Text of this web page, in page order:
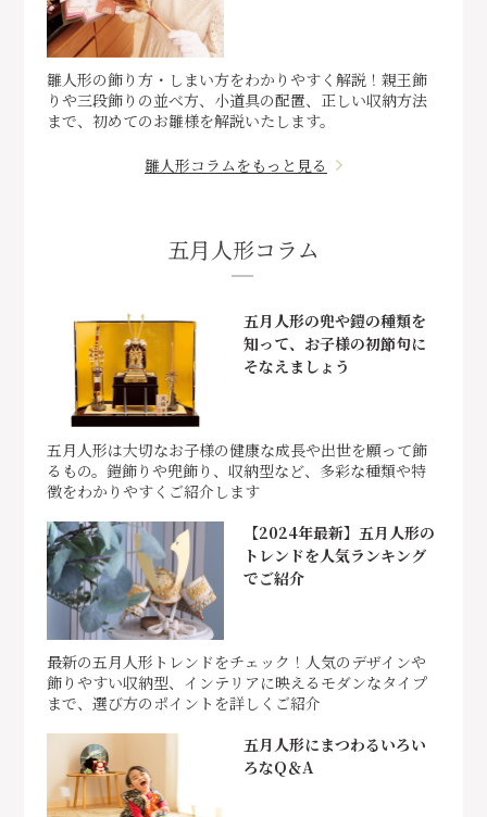
雛人形の飾り方・しまい方をわかりやすく解説！親王飾
りや三段飾りの並べ方、小道具の配置、正しい収納方法
まで、初めてのお雛様を解説いたします。
雛人形コラムをもっと見る
五月人形コラム
五月人形の兜や鎧の種類を
知って、お子様の初節句に
そなえましょう
五月人形は大切なお子様の健康な成長や出世を願って飾
るもの。鎧飾りや兜飾り、収納型など、多彩な種類や特
徴をわかりやすくご紹介します
【2024年最新】五月人形の
トレンドを人気ランキング
でご紹介
最新の五月人形トレンドをチェック！人気のデザインや
飾りやすい収納型、インテリアに映えるモダンなタイプ
まで、選び方のポイントを詳しくご紹介
五月人形にまつわるいろい
ろなQ＆A